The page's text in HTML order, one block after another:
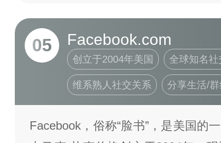
05 Facebook.com
创立于2004年美国 全球知名
维系熟人社交关系 分享生活/
Facebook，俗称“脸书”，是美国的